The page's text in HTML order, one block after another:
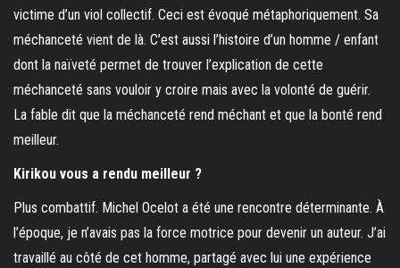
victime d’un viol collectif. Ceci est évoqué métaphoriquement. Sa
méchanceté vient de là. C’est aussi l’histoire d’un homme / enfant
dont la naïveté permet de trouver l’explication de cette
méchanceté sans vouloir y croire mais avec la volonté de guérir.
La fable dit que la méchanceté rend méchant et que la bonté rend
meilleur.
Kirikou vous a rendu meilleur ?
Plus combattif. Michel Ocelot a été une rencontre déterminante. À
l’époque, je n’avais pas la force motrice pour devenir un auteur. J’ai
travaillé au côté de cet homme, partagé avec lui une expérience